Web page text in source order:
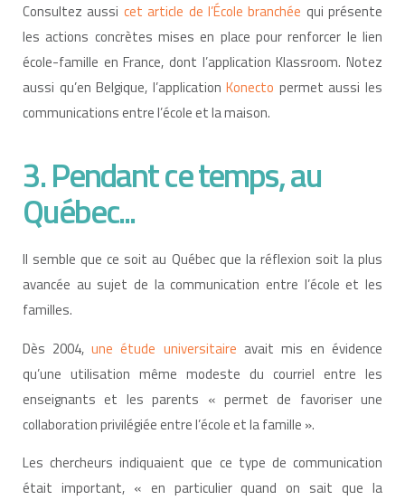
Consultez aussi cet article de l’École branchée qui présente
les actions concrètes mises en place pour renforcer le lien
école-famille en France, dont l’application Klassroom. Notez
aussi qu’en Belgique, l’applicationKonecto permet aussi les
communications entre l’école et la maison.
3. Pendant ce temps, au
Québec...
Il semble que ce soit au Québec que la réflexion soit la plus
avancée au sujet de la communication entre l’école et les
familles.
Dès 2004,une étude universitaire avait mis en évidence
qu’une utilisation même modeste du courriel entre les
enseignants et les parents « permet de favoriser une
collaboration privilégiée entre l’école et la famille ».
Les chercheurs indiquaient que ce type de communication
était important, « en particulier quand on sait que la